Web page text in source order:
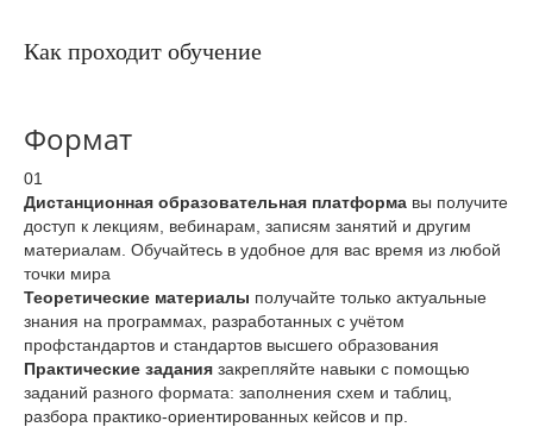
Как проходит обучение
Формат
01
Дистанционная образовательная платформа вы получите
доступ к лекциям, вебинарам, записям занятий и другим
материалам. Обучайтесь в удобное для вас время из любой
точки мира
Теоретические материалы получайте только актуальные
знания на программах, разработанных с учётом
профстандартов и стандартов высшего образования
Практические задания закрепляйте навыки с помощью
заданий разного формата: заполнения схем и таблиц,
разбора практико-ориентированных кейсов и пр.